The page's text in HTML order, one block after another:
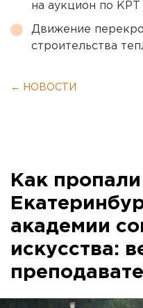
на аукцион по КРТ
Движение
строительства
← НОВОСТИ
Как
академии
искусства: